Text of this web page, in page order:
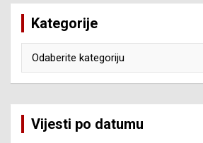
Kategorije
Vijesti po datumu